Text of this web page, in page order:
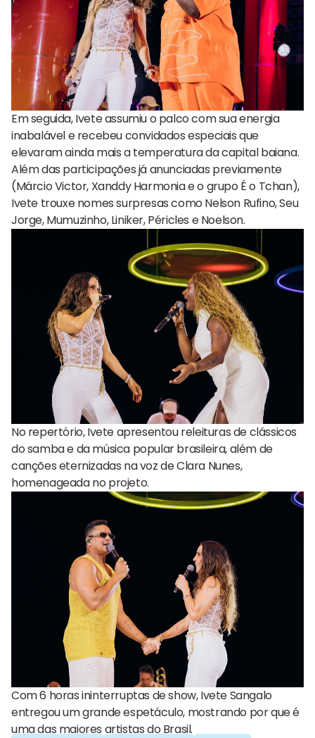
Em seguida, Ivete assumiu o palco com sua energia
inabalável e recebeu convidados especiais que
elevaram ainda mais a temperatura da capital baiana.
Além das participações já anunciadas previamente
(Márcio Victor, Xanddy Harmonia e o grupo É o Tchan),
Ivete trouxe nomes surpresas como Nelson Rufino, Seu
Jorge, Mumuzinho, Liniker, Péricles e Noelson.
No repertório, Ivete apresentou releituras de clássicos
do samba e da música popular brasileira, além de
canções eternizadas na voz de Clara Nunes,
homenageada no projeto.
Com 6 horas ininterruptas de show, Ivete Sangalo
entregou um grande espetáculo, mostrando por que é
uma das maiores artistas do Brasil.